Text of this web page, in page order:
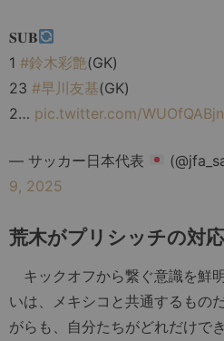
𝐒𝐔𝐁
1 #鈴木彩艶(GK)
23 #早川友基(GK)
2… pic.twitter.com/
— サッカー日本代表
9, 2025
荒木がプリシッチの対
キックオフから繋ぐ意識を鮮
いは、メキシコと共通するもの
がらも、自分たちがどれだけで